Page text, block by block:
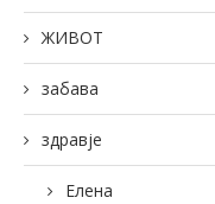
ЖИВОТ
забава
здравје
Елена